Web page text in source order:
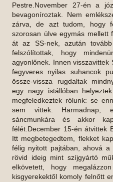
Pestre.November 27-én a
bevagoníroztak. Nem
zárva, de azt tudom, hogy
szorosan ülve egymás mellett
át az SS-nek, azután
felszólítottak, hogy
agyonlőnek. Innen
fegyveres nyilas suhancok
össze-vissza rugdaltak
egy nagy istállóban
megfeledkeztek rólunk: se
sem vittek. Harmadnap,
sáncmunkára és akkor
félét.December 15-én átvittek
Itt megbetegedtem, flekket
félig nyitott pajtában, ahová a
rövid ideig mint szíjgyártó
elkövetett, hogy
kisgyerekektől komoly felnőtt